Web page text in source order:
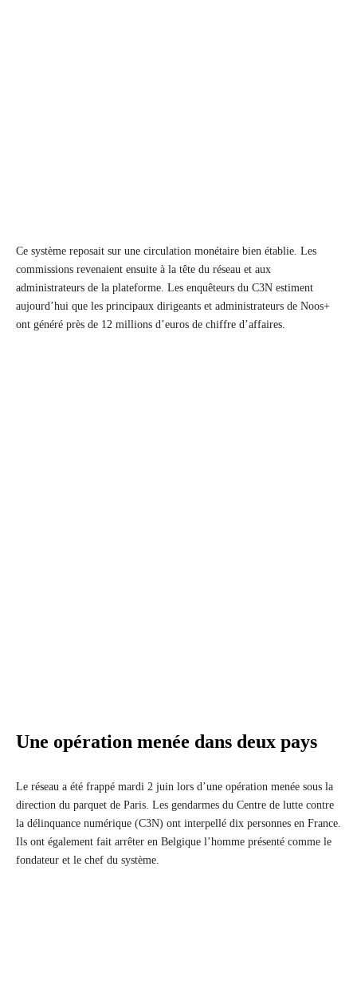
Ce système reposait sur une circulation monétaire bien établie. Les
commissions revenaient ensuite à la tête du réseau et aux
administrateurs de la plateforme. Les enquêteurs du C3N estiment
aujourd’hui que les principaux dirigeants et administrateurs de Noos+
ont généré près de 12 millions d’euros de chiffre d’affaires.
Une opération menée dans deux pays
Le réseau a été frappé mardi 2 juin lors d’une opération menée sous la
direction du parquet de Paris. Les gendarmes du Centre de lutte contre
la délinquance numérique (C3N) ont interpellé dix personnes en France.
Ils ont également fait arrêter en Belgique l’homme présenté comme le
fondateur et le chef du système.